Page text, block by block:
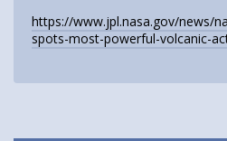
https://www.jpl.nasa.gov/news/
spots-most-powerful-volcanic-